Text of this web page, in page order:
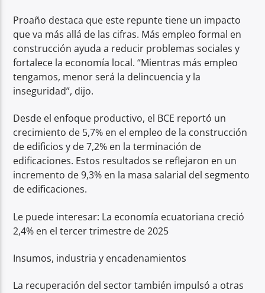
Proaño destaca que este repunte tiene un impacto
que va más allá de las cifras. Más empleo formal en
construcción ayuda a reducir problemas sociales y
fortalece la economía local. “Mientras más empleo
tengamos, menor será la delincuencia y la
inseguridad”, dijo.
Desde el enfoque productivo, el BCE reportó un
crecimiento de 5,7% en el empleo de la construcción
de edificios y de 7,2% en la terminación de
edificaciones. Estos resultados se reflejaron en un
incremento de 9,3% en la masa salarial del segmento
de edificaciones.
Le puede interesar: La economía ecuatoriana creció
2,4% en el tercer trimestre de 2025
Insumos, industria y encadenamientos
La recuperación del sector también impulsó a otras